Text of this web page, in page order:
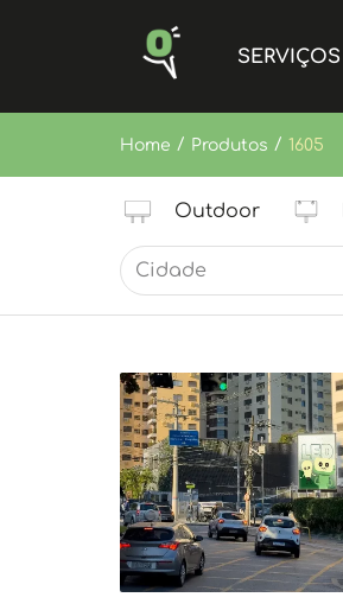
SERVIÇOS
Home / Produtos / 1605
Outdoor
Cidade